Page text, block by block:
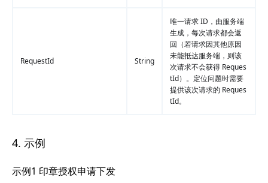
RequestId String
唯一请求 ID，由服务端
生成，每次请求都会返
回（若请求因其他原因
未能抵达服务端，则该
次请求不会获得 Reques
tId）。定位问题时需要
提供该次请求的 Reques
tId。
4. 示例
示例1 印章授权申请下发